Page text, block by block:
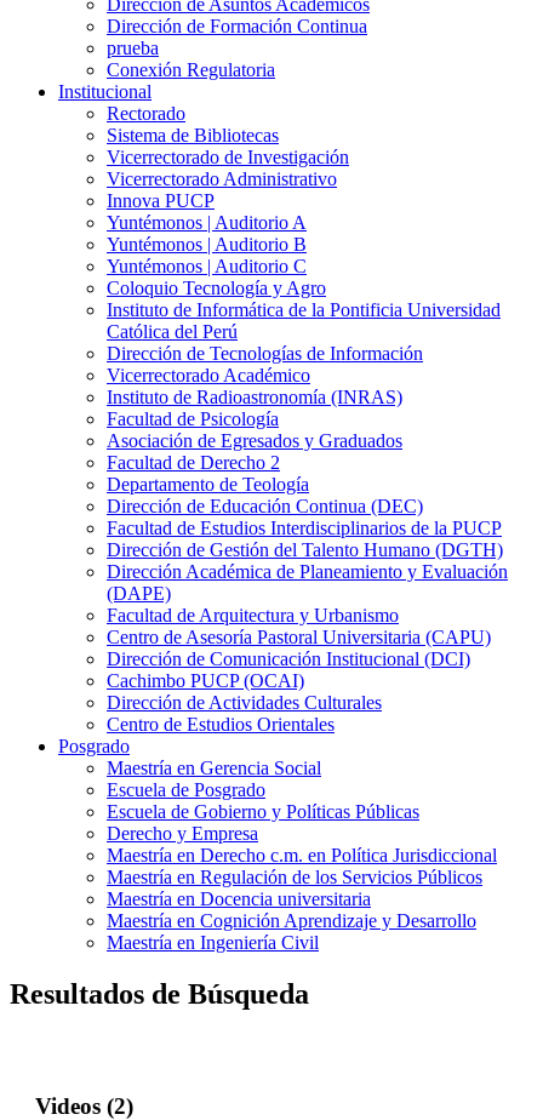
Dirección de Asuntos Académicos
Dirección de Formación Continua
prueba
Conexión Regulatoria
Institucional
Rectorado
Sistema de Bibliotecas
Vicerrectorado de Investigación
Vicerrectorado Administrativo
Innova PUCP
Yuntémonos | Auditorio A
Yuntémonos | Auditorio B
Yuntémonos | Auditorio C
Coloquio Tecnología y Agro
Instituto de Informática de la Pontificia Universidad
Católica del Perú
Dirección de Tecnologías de Información
Vicerrectorado Académico
Instituto de Radioastronomía (INRAS)
Facultad de Psicología
Asociación de Egresados y Graduados
Facultad de Derecho 2
Departamento de Teología
Dirección de Educación Continua (DEC)
Facultad de Estudios Interdisciplinarios de la PUCP
Dirección de Gestión del Talento Humano (DGTH)
Dirección Académica de Planeamiento y Evaluación
(DAPE)
Facultad de Arquitectura y Urbanismo
Centro de Asesoría Pastoral Universitaria (CAPU)
Dirección de Comunicación Institucional (DCI)
Cachimbo PUCP (OCAI)
Dirección de Actividades Culturales
Centro de Estudios Orientales
Posgrado
Maestría en Gerencia Social
Escuela de Posgrado
Escuela de Gobierno y Políticas Públicas
Derecho y Empresa
Maestría en Derecho c.m. en Política Jurisdiccional
Maestría en Regulación de los Servicios Públicos
Maestría en Docencia universitaria
Maestría en Cognición Aprendizaje y Desarrollo
Maestría en Ingeniería Civil
Resultados de Búsqueda
Videos (2)